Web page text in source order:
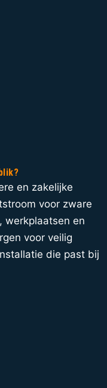
en zakelijke
voor zware
werkplaatsen en
voor veilig
die past bij